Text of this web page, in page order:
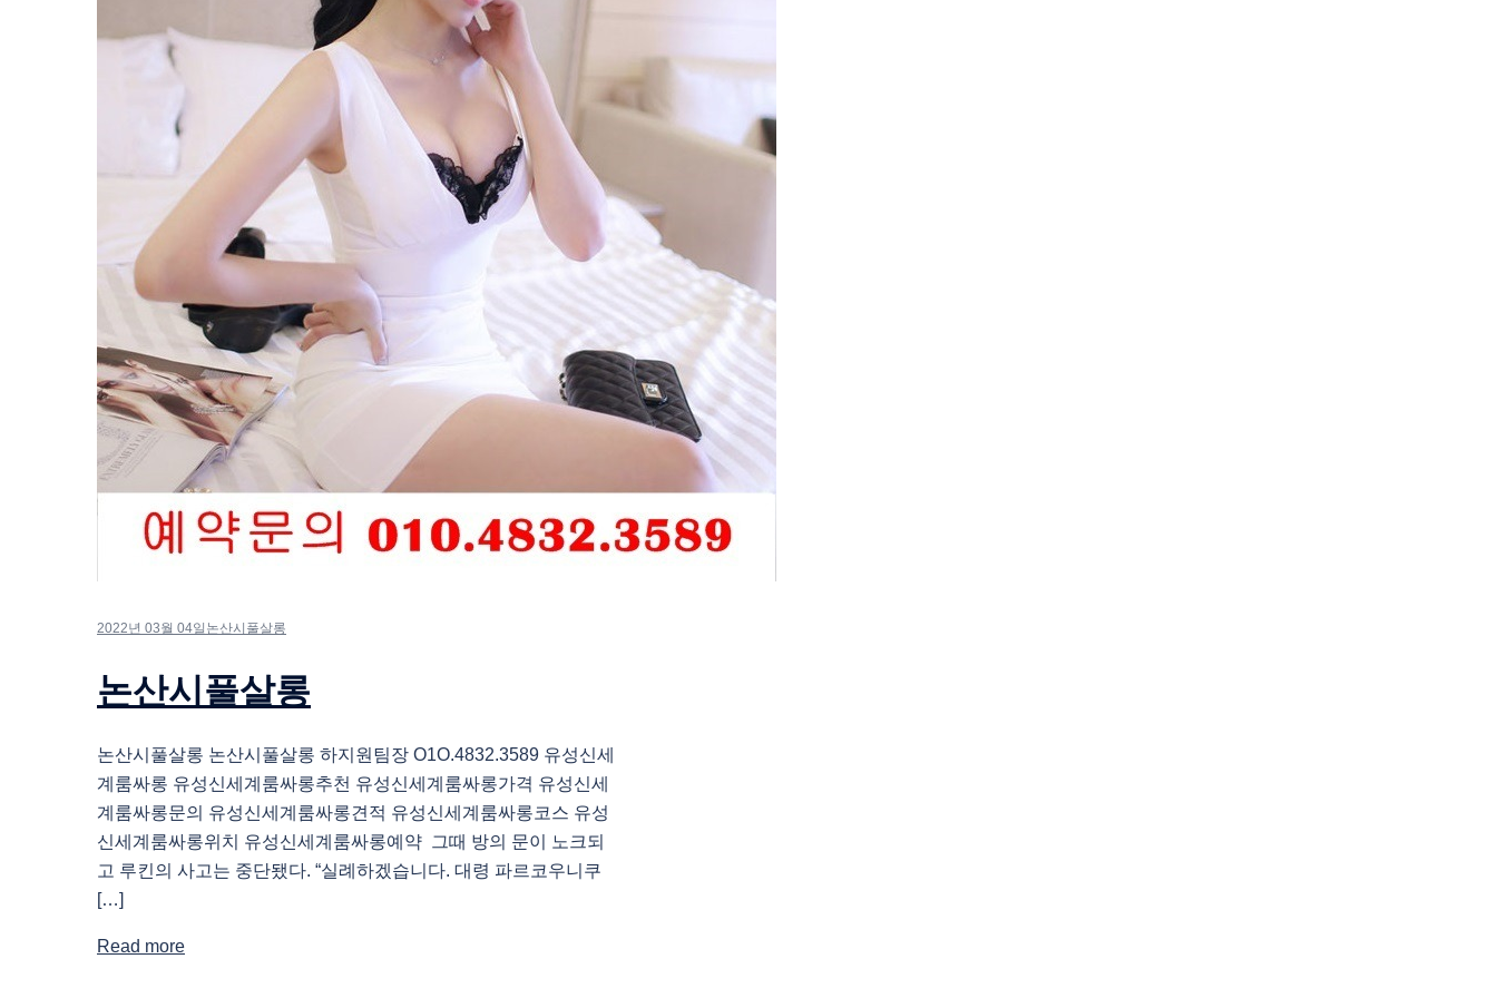
2022년 03월 04일 논산시풀살롱
논산시풀살롱
논산시풀살롱 논산시풀살롱 하지원팀장 O1O.4832.3589 유성신세
계룸싸롱 유성신세계룸싸롱추천 유성신세계룸싸롱가격 유성신세
계룸싸롱문의 유성신세계룸싸롱견적 유성신세계룸싸롱코스 유성
신세계룸싸롱위치 유성신세계룸싸롱예약 그때 방의 문이 노크되
고 루킨의 사고는 중단됐다. “실례하겠습니다. 대령 파르코우니쿠
[…]
Read more